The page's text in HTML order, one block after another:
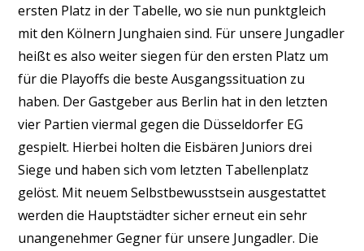
ersten Platz in der Tabelle, wo sie nun punktgleich
mit den Kölnern Junghaien sind. Für unsere Jungadler
heißt es also weiter siegen für den ersten Platz um
für die Playoffs die beste Ausgangssituation zu
haben. Der Gastgeber aus Berlin hat in den letzten
vier Partien viermal gegen die Düsseldorfer EG
gespielt. Hierbei holten die Eisbären Juniors drei
Siege und haben sich vom letzten Tabellenplatz
gelöst. Mit neuem Selbstbewusstsein ausgestattet
werden die Hauptstädter sicher erneut ein sehr
unangenehmer Gegner für unsere Jungadler. Die